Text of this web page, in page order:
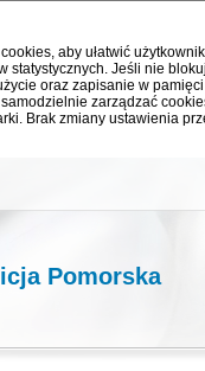
aby ułatwić
statystycznych. Jeśli nie
oraz zapisanie w
zarządzać
Brak zmiany ustawienia
Pomorska